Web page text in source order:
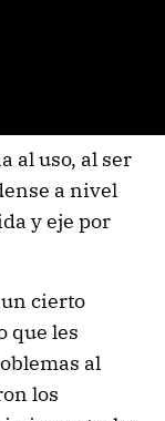
al uso, al ser
a nivel
y eje por
cierto
que les
al
los